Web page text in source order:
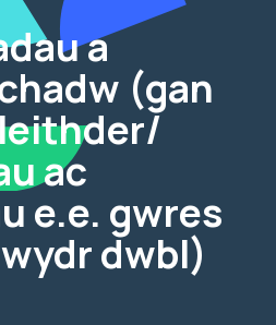
a
(gan
ac
e.e. gwres
dwbl)